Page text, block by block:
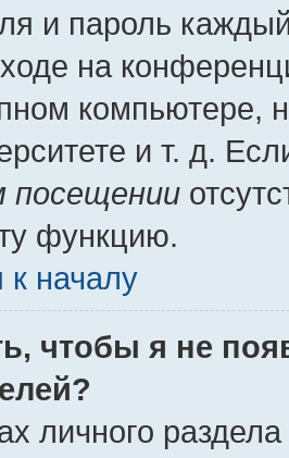
и пароль
на
компьютере,
и т. д.
посещении
функцию.
к началу
чтобы я не
личного